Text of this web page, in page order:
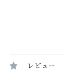
レビュー